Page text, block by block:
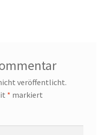
veröffentlicht.
* markiert